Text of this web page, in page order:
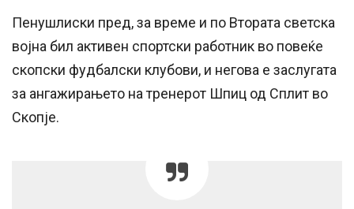
Пенушлиски пред, за време и по Втората светска
војна бил активен спортски работник во повеќе
скопски фудбалски клубови, и негова е заслугата
за ангажирањето на тренерот Шпиц од Сплит во
Скопје.